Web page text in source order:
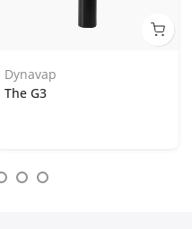
Dynavap
The G3